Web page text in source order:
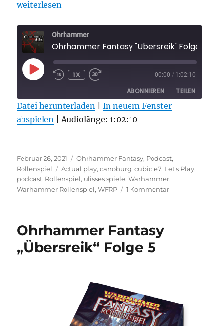
„Ohrhammer Fantasy „Übersreik“ Folge 6“
weiterlesen
Ohrhammer
Ohrhammer Fantasy "Übersreik" Folge 6
PLAY
EPISODE
1X 00:00 / 1:02:10
ABONNIEREN TEILEN
RSS FEED
TEILEN
EMBED
Datei herunterladen |In neuem Fenster
abspielen |Audiolänge: 1:02:10
Veröffentlicht
am
Februar 26, 2021 Kategorien
Ohrhammer Fantasy, Podcast,
Rollenspiel
Schlagwörter
Actual play,carroburg,cubicle7, Let’s Play,
podcast, Rollenspiel, ulisses spiele,Warhammer,
Warhammer Rollenspiel,WFRP 1 Kommentarzu
Ohrhammer Fantasy
„Übersreik“ Folge 5